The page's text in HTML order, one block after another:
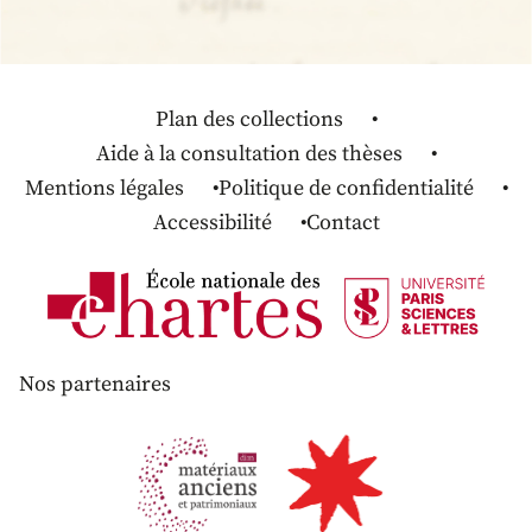
Plan des collections
Aide à la consultation des thèses
Mentions légales
Politique de confidentialité
Accessibilité
Contact
Nos partenaires